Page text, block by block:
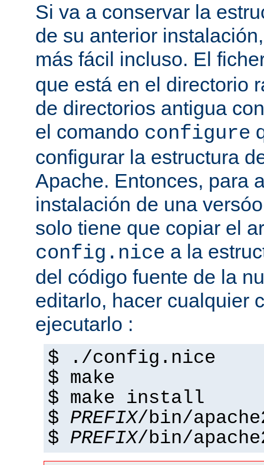
Si va a conservar la
de su anterior
más fácil incluso. El
que está en el directorio
de directorios antigua
el comando configure
configurar la estructura
Apache. Entonces, para
instalación de una
solo tiene que copiar el
config.nice a la
del código fuente de la
editarlo, hacer cualquier
ejecutarlo :
$ ./config.nice
$ make
$ make install
$ PREFIX/bin/
$ PREFIX/bin/